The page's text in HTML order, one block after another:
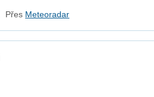
Přes Meteoradar